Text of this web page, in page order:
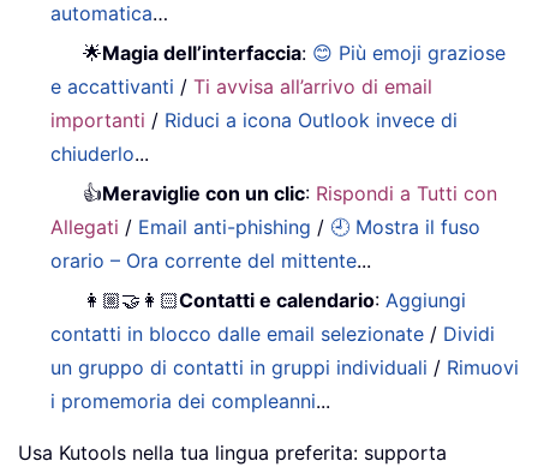
automatica…
🌟Magia dell’interfaccia: 😊 Più emoji graziose
e accattivanti /Ti avvisa all’arrivo di email
importanti / Riduci a icona Outlook invece di
chiuderlo...
👍Meraviglie con un clic: Rispondi a Tutti con
Allegati / Email anti-phishing / 🕘 Mostra il fuso
orario – Ora corrente del mittente...
👩🏼‍🤝‍👩🏻Contatti e calendario:Aggiungi
contatti in blocco dalle email selezionate / Dividi
un gruppo di contatti in gruppi individuali / Rimuovi
i promemoria dei compleanni...
Usa Kutools nella tua lingua preferita: supporta